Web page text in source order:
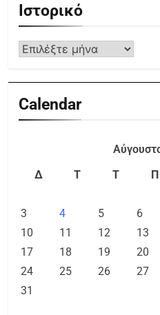
Ιστορικό
Calendar
Δ
Τ Τ Π
3
4 5 6
10
11 12 13
17
18 19 20
24
25 26 27
31